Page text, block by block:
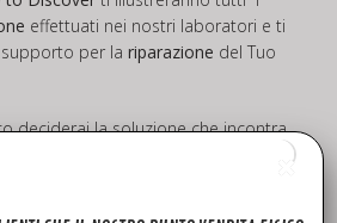
effettuati nei nostri laboratori e ti
per la riparazione del Tuo
deciderai la soluzione che incontra
di Assistenza Droni sul Tuo mezzo.